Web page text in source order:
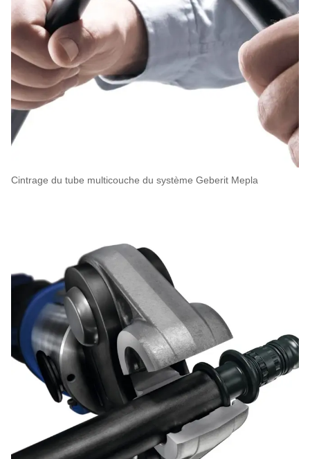
Cintrage du tube multicouche du système Geberit Mepla